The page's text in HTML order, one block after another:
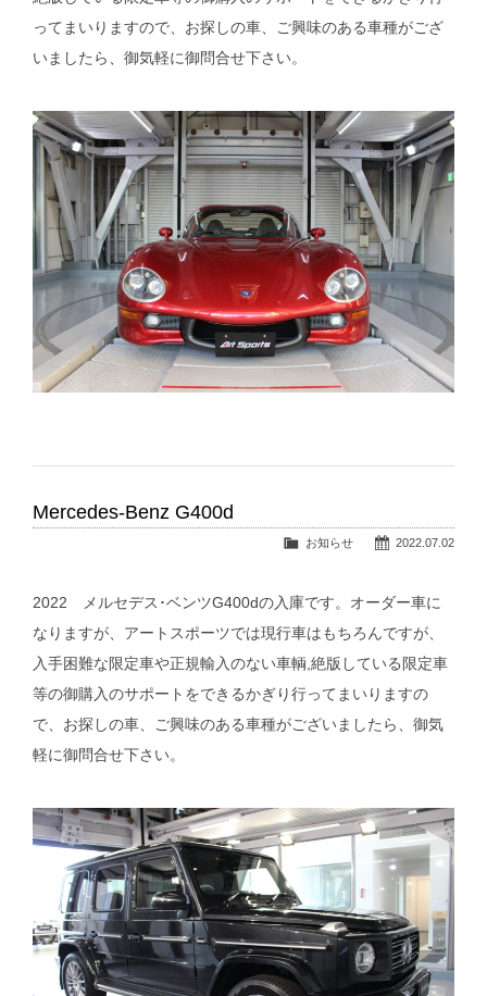
ってまいりますので、お探しの車、ご興味のある車種がござ
いましたら、御気軽に御問合せ下さい。
Mercedes-Benz G400d
2022.07.02
お知らせ
2022 メルセデス･ベンツG400dの入庫です。オーダー車に
なりますが、アートスポーツでは現行車はもちろんですが、
入手困難な限定車や正規輸入のない車輌,絶版している限定車
等の御購入のサポートをできるかぎり行ってまいりますの
で、お探しの車、ご興味のある車種がございましたら、御気
軽に御問合せ下さい。